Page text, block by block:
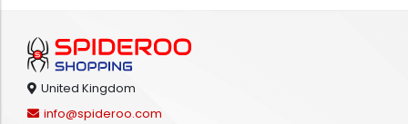
United Kingdom
info@spideroo.com